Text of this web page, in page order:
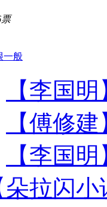
票
一般
【李国
【傅修
【李国
朵拉闪